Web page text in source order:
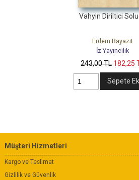
Vahyin Diriltici
Erdem Bayazıt
İz Yayıncılık
243,00TL 182,25
Sepete
Müşteri Hizmetleri
Kargo ve Teslimat
Gizlilik ve Güvenlik